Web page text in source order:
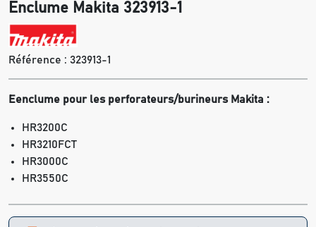
Enclume Makita 323913-1
Référence : 323913-1
Eenclume pour les perforateurs/burineurs Makita :
HR3200C
HR3210FCT
HR3000C
HR3550C